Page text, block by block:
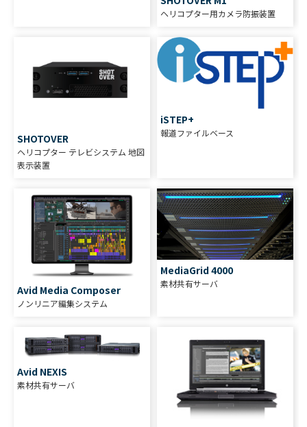
ヘリコプター用カメラ防振装置
SHOTOVER
ヘリコプター テレビシステム 地図
表示装置
iSTEP+
報道ファイルベース
Avid Media Composer
ノンリニア編集システム
MediaGrid 4000
素材共有サーバ
Avid NEXIS
素材共有サーバ